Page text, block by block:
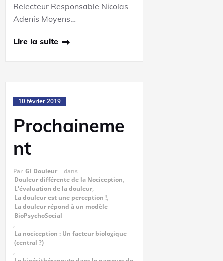
Relecteur Responsable Nicolas
Adenis Moyens…
Lire la suite
10 février 2019
Prochaineme
nt
Par GI Douleur
dans
Douleur différente de la Nociception,
L'évaluation de la douleur,
La douleur est une perception !,
La douleur répond à un modèle
BioPsychoSocial
,
La nociception : Un facteur biologique
(central ?)
,